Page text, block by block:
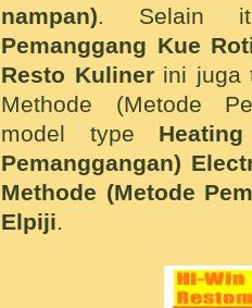
nampan) . Selain
Pemanggang Kue
Resto Kuliner ini juga
Methode (Metode
model type
Pemanggangan)
Methode (Metode
Elpiji